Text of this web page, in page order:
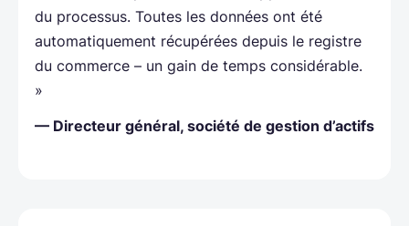
du processus. Toutes les données ont été
automatiquement récupérées depuis le registre
du commerce – un gain de temps considérable.
»
— Directeur général, société de gestion d’actifs